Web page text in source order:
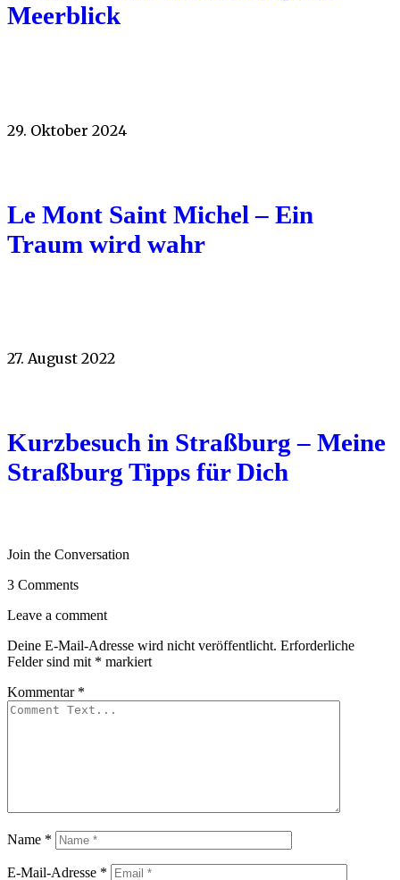
Meerblick
29. Oktober 2024
Le Mont Saint Michel – Ein
Traum wird wahr
27. August 2022
Kurzbesuch in Straßburg – Meine
Straßburg Tipps für Dich
Join the Conversation
3 Comments
Leave a comment
Deine E-Mail-Adresse wird nicht veröffentlicht. Erforderliche
Felder sind mit * markiert
Kommentar *
Name *
E-Mail-Adresse *